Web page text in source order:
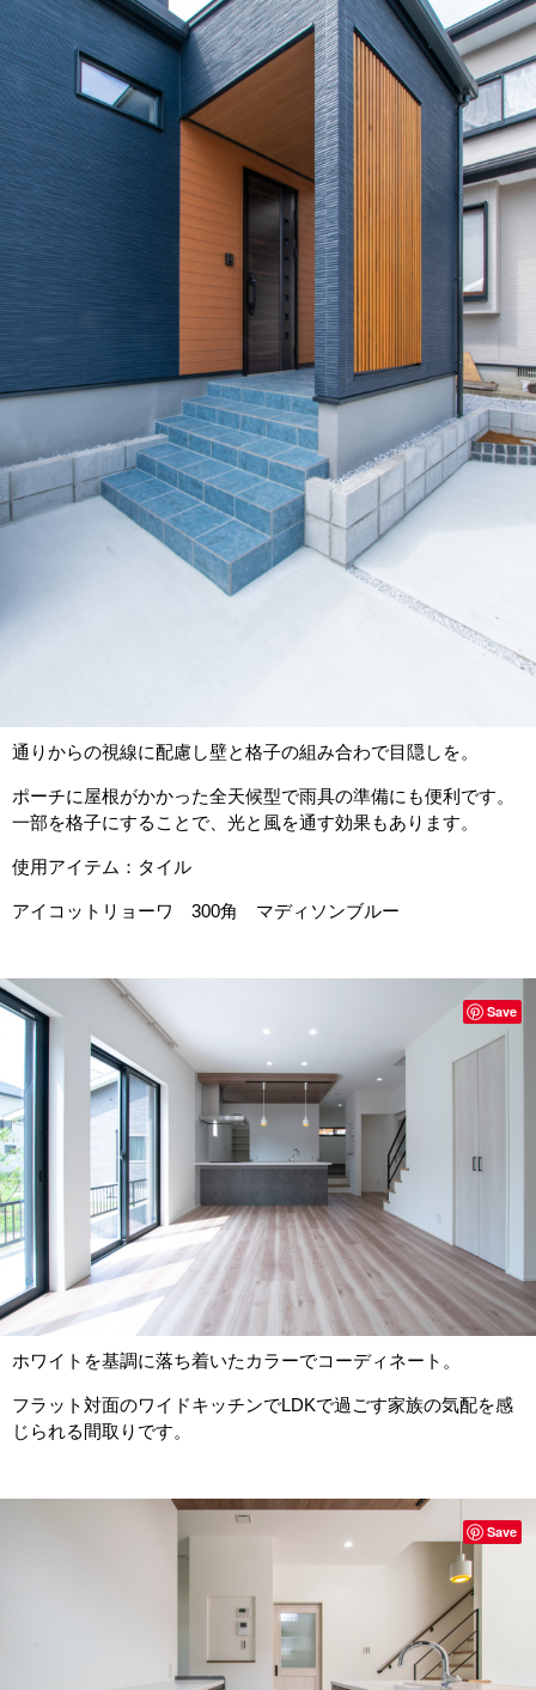
通りからの視線に配慮し壁と格子の組み合わで目隠しを。
ポーチに屋根がかかった全天候型で雨具の準備にも便利です。
一部を格子にすることで、光と風を通す効果もあります。
使用アイテム：タイル
アイコットリョーワ 300角 マディソンブルー
ホワイトを基調に落ち着いたカラーでコーディネート。
フラット対面のワイドキッチンでLDKで過ごす家族の気配を感
じられる間取りです。
Save
Save